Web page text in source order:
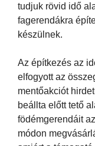
tudjuk rövid idő
fagerendákra
készülnek.
Az építkezés az
elfogyott az
mentőakciót
beállta előtt tető
födémgerendáit
módon